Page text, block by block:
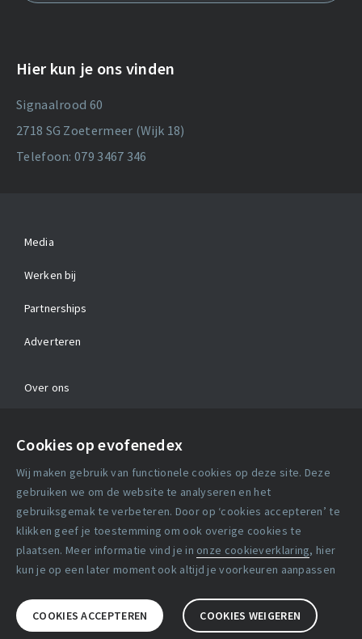
Cookies op evofenedex
Wij maken gebruik van functionele cookies op deze site. Deze
gebruiken we om de website te analyseren en het
gebruiksgemak te verbeteren. Door op ‘cookies accepteren’ te
klikken geef je toestemming om ook overige cookies te
plaatsen. Meer informatie vind je in onze cookieverklaring, hier
kun je op een later moment ook altijd je voorkeuren aanpassen
COOKIES ACCEPTEREN COOKIES WEIGEREN
Hier kun je ons vinden
Signaalrood 60
2718 SG Zoetermeer (Wijk 18)
Telefoon: 079 3467 346
Media
Werken bij
Partnerships
Adverteren
Over ons
Algemene voorwaarden
Cookie verklaring
Copyright statement
Lidmaatschapsvoorwaarden
Disclaimer
Privacy verklaring